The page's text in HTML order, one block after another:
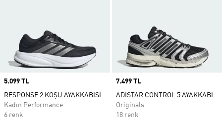
Price
5.099 TL
RESPONSE 2 KOŞU AYAKKABISI
Kadın Performance
6 renk
Price
7.499 TL
ADISTAR CONTROL 5 AYAKKABI
Originals
18 renk